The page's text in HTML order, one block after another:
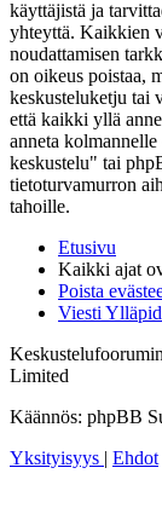
käyttäjistä ja
yhteyttä. Kaikkien
noudattamisen
on oikeus poistaa,
keskusteluketju tai
että kaikki yllä
anneta
keskustelu" tai
tietoturvamurron
tahoille.
Etusivu
Kaikki ajat
Poista
Viesti
Limited
Käännös: phpBB
Yksityisyys | Ehdot